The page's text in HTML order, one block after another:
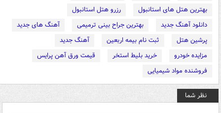
بهترین هتل های استانبول
رزرو هتل استانبول
دانلود آهنگ جدید
بهترین جراح بینی ترمیمی
آهنگ های جدید
پرشین هتل
ثبت نام بیمه اربعین
آهنگ جدید
مزایده خودرو
خرید بلیط استخر
قیمت ورق آهن پرایس
فروشنده مواد شیمیایی
نظر شما